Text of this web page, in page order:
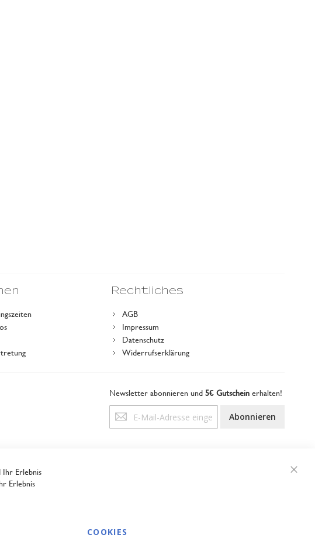
Rechtliches
AGB
Impressum
Datenschutz
Widerrufserklärung
Newsletter abonnieren und5€ Gutscheinerhalten!
Anmeldung
zum
Abonnieren
Ihr Erlebnis
Erlebnis
COOKIES